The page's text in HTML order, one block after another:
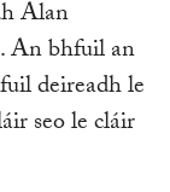
Alan
An bhfuil an
deireadh le
seo le cláir